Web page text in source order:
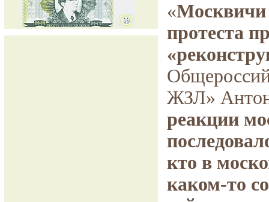
«Москвичи
протеста
ЖЗЛ»
реакции
кто в
каком-то